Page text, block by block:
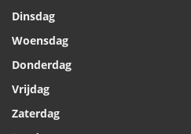
Dinsdag
Woensdag
Donderdag
Vrijdag
Zaterdag